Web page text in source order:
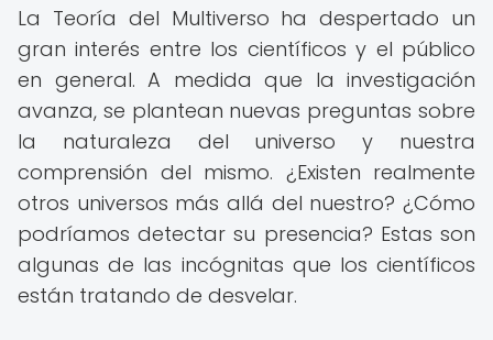
La Teoría del Multiverso ha despertado un
gran interés entre los científicos y el público
en general. A medida que la investigación
avanza, se plantean nuevas preguntas sobre
la naturaleza del universo y nuestra
comprensión del mismo. ¿Existen realmente
otros universos más allá del nuestro? ¿Cómo
podríamos detectar su presencia? Estas son
algunas de las incógnitas que los científicos
están tratando de desvelar.